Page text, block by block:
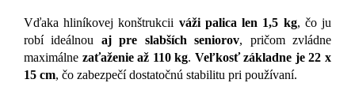
Vďaka hliníkovej konštrukcii váži palica len 1,5 kg, čo ju
robí ideálnou aj pre slabších seniorov, pričom zvládne
maximálne zaťaženie až 110 kg. Veľkosť základne je 22 x
15 cm, čo zabezpečí dostatočnú stabilitu pri používaní.